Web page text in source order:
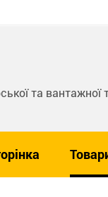
та вантажної